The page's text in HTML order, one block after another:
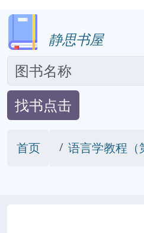
静思书屋
找书点击
首页 语言学教程（